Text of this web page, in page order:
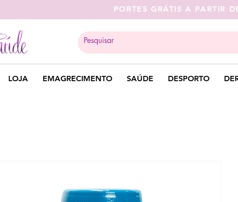
LOJA EMAGRECIMENTO SAÚDE DESPORTO
PORTES GRÁTIS A PARTIR